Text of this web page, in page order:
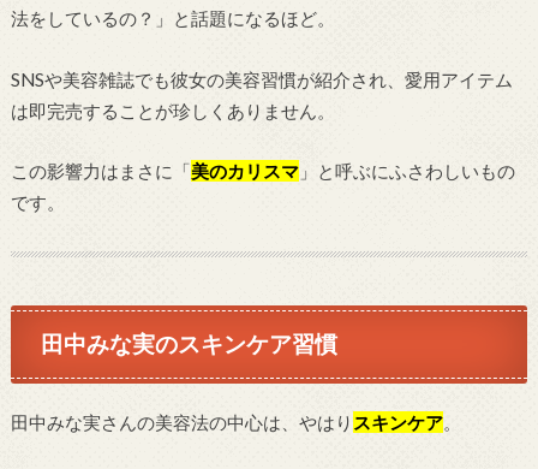
法をしているの？」と話題になるほど。
SNSや美容雑誌でも彼女の美容習慣が紹介され、愛用アイテム
は即完売することが珍しくありません。
この影響力はまさに「美のカリスマ」と呼ぶにふさわしいもの
です。
田中みな実のスキンケア習慣
田中みな実さんの美容法の中心は、やはり スキンケア。